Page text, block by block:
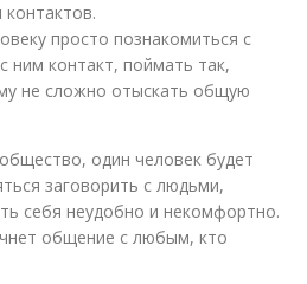
просто познакомиться с
ним контакт, поймать так,
не сложно отыскать общую
один человек будет
заговорить с людьми,
себя неудобно и некомфортно.
общение с любым, кто